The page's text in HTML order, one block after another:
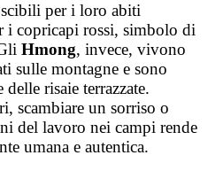
per i loro abiti
i copricapi rossi, simbolo di
Hmong, invece, vivono
sulle montagne e sono
risaie terrazzate.
scambiare un sorriso o
del lavoro nei campi rende
umana e autentica.